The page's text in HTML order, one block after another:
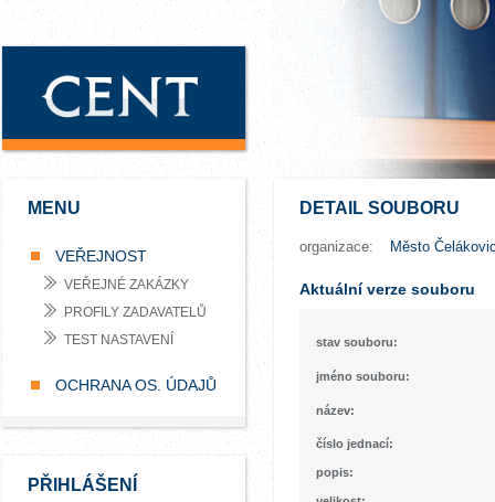
MENU
VEŘEJNOST
VEŘEJNÉ ZAKÁZKY
PROFILY ZADAVATELŮ
TEST NASTAVENÍ
OCHRANA OS. ÚDAJŮ
PŘIHLÁŠENÍ
DETAIL SOUBORU
organizace: Město
Aktuální verze souboru
stav souboru:
jméno souboru:
název:
číslo jednací:
popis: